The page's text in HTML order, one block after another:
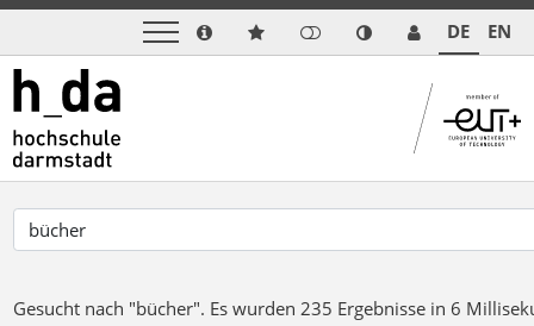
DE EN
Gesucht nach "bücher". Es wurden 235 Ergebnisse in 6